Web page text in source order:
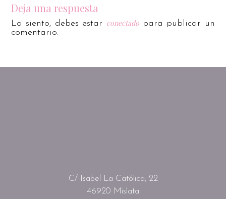
Deja una respuesta
Lo siento, debes estar conectadopara publicar un
comentario.
C/ Isabel La Católica, 22
46920 Mislata